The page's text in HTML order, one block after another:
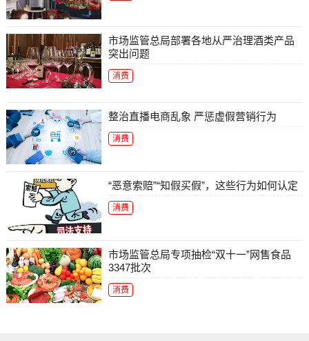
市场监管总局部署各地从严治理酒类产品
突出问题
消费
整治直播电商乱象 严惩虚假营销行为
消费
“恶意索赔”“知假买假”，这些行为如何认定
消费
市场监管总局专项抽检“双十一”网售食品
3347批次
消费